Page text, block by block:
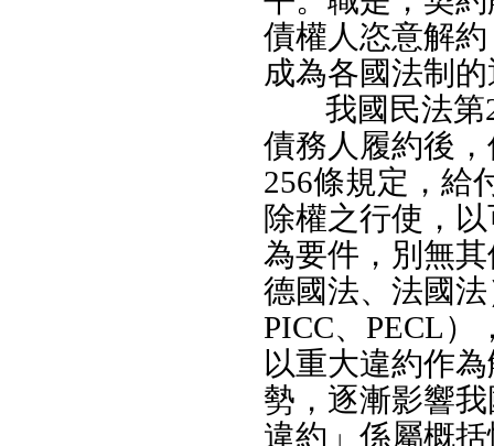
債權人恣意解
成為各國法制
我國民法
債務人履約後
256條規定，給
除權之行使，
為要件，別無
德國法、法國
PICC、PECL
以重大違約作
勢，逐漸影響
違約」係屬概